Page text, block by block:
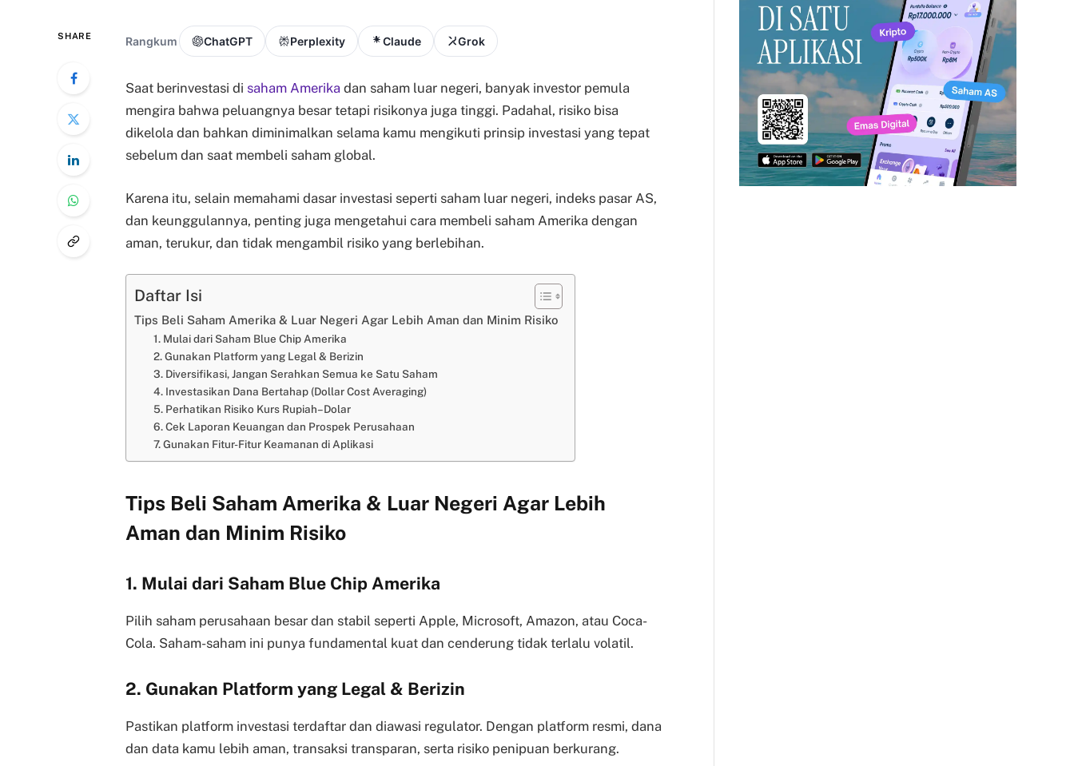
SHARE Rangkum ChatGPT Perplexity Claude Grok
Saat berinvestasi di saham Amerika dan saham luar negeri, banyak investor pemula
mengira bahwa peluangnya besar tetapi risikonya juga tinggi. Padahal, risiko bisa
dikelola dan bahkan diminimalkan selama kamu mengikuti prinsip investasi yang tepat
sebelum dan saat membeli saham global.
Karena itu, selain memahami dasar investasi seperti saham luar negeri, indeks pasar AS,
dan keunggulannya, penting juga mengetahui cara membeli saham Amerika dengan
aman, terukur, dan tidak mengambil risiko yang berlebihan.
Daftar Isi
Tips Beli Saham Amerika & Luar Negeri Agar Lebih Aman dan Minim Risiko
1. Mulai dari Saham Blue Chip Amerika
2. Gunakan Platform yang Legal & Berizin
3. Diversifikasi, Jangan Serahkan Semua ke Satu Saham
4. Investasikan Dana Bertahap (Dollar Cost Averaging)
5. Perhatikan Risiko Kurs Rupiah–Dolar
6. Cek Laporan Keuangan dan Prospek Perusahaan
7. Gunakan Fitur-Fitur Keamanan di Aplikasi
Tips Beli Saham Amerika & Luar Negeri Agar Lebih
Aman dan Minim Risiko
1. Mulai dari Saham Blue Chip Amerika
Pilih saham perusahaan besar dan stabil seperti Apple, Microsoft, Amazon, atau Coca-
Cola. Saham-saham ini punya fundamental kuat dan cenderung tidak terlalu volatil.
2. Gunakan Platform yang Legal & Berizin
Pastikan platform investasi terdaftar dan diawasi regulator. Dengan platform resmi, dana
dan data kamu lebih aman, transaksi transparan, serta risiko penipuan berkurang.